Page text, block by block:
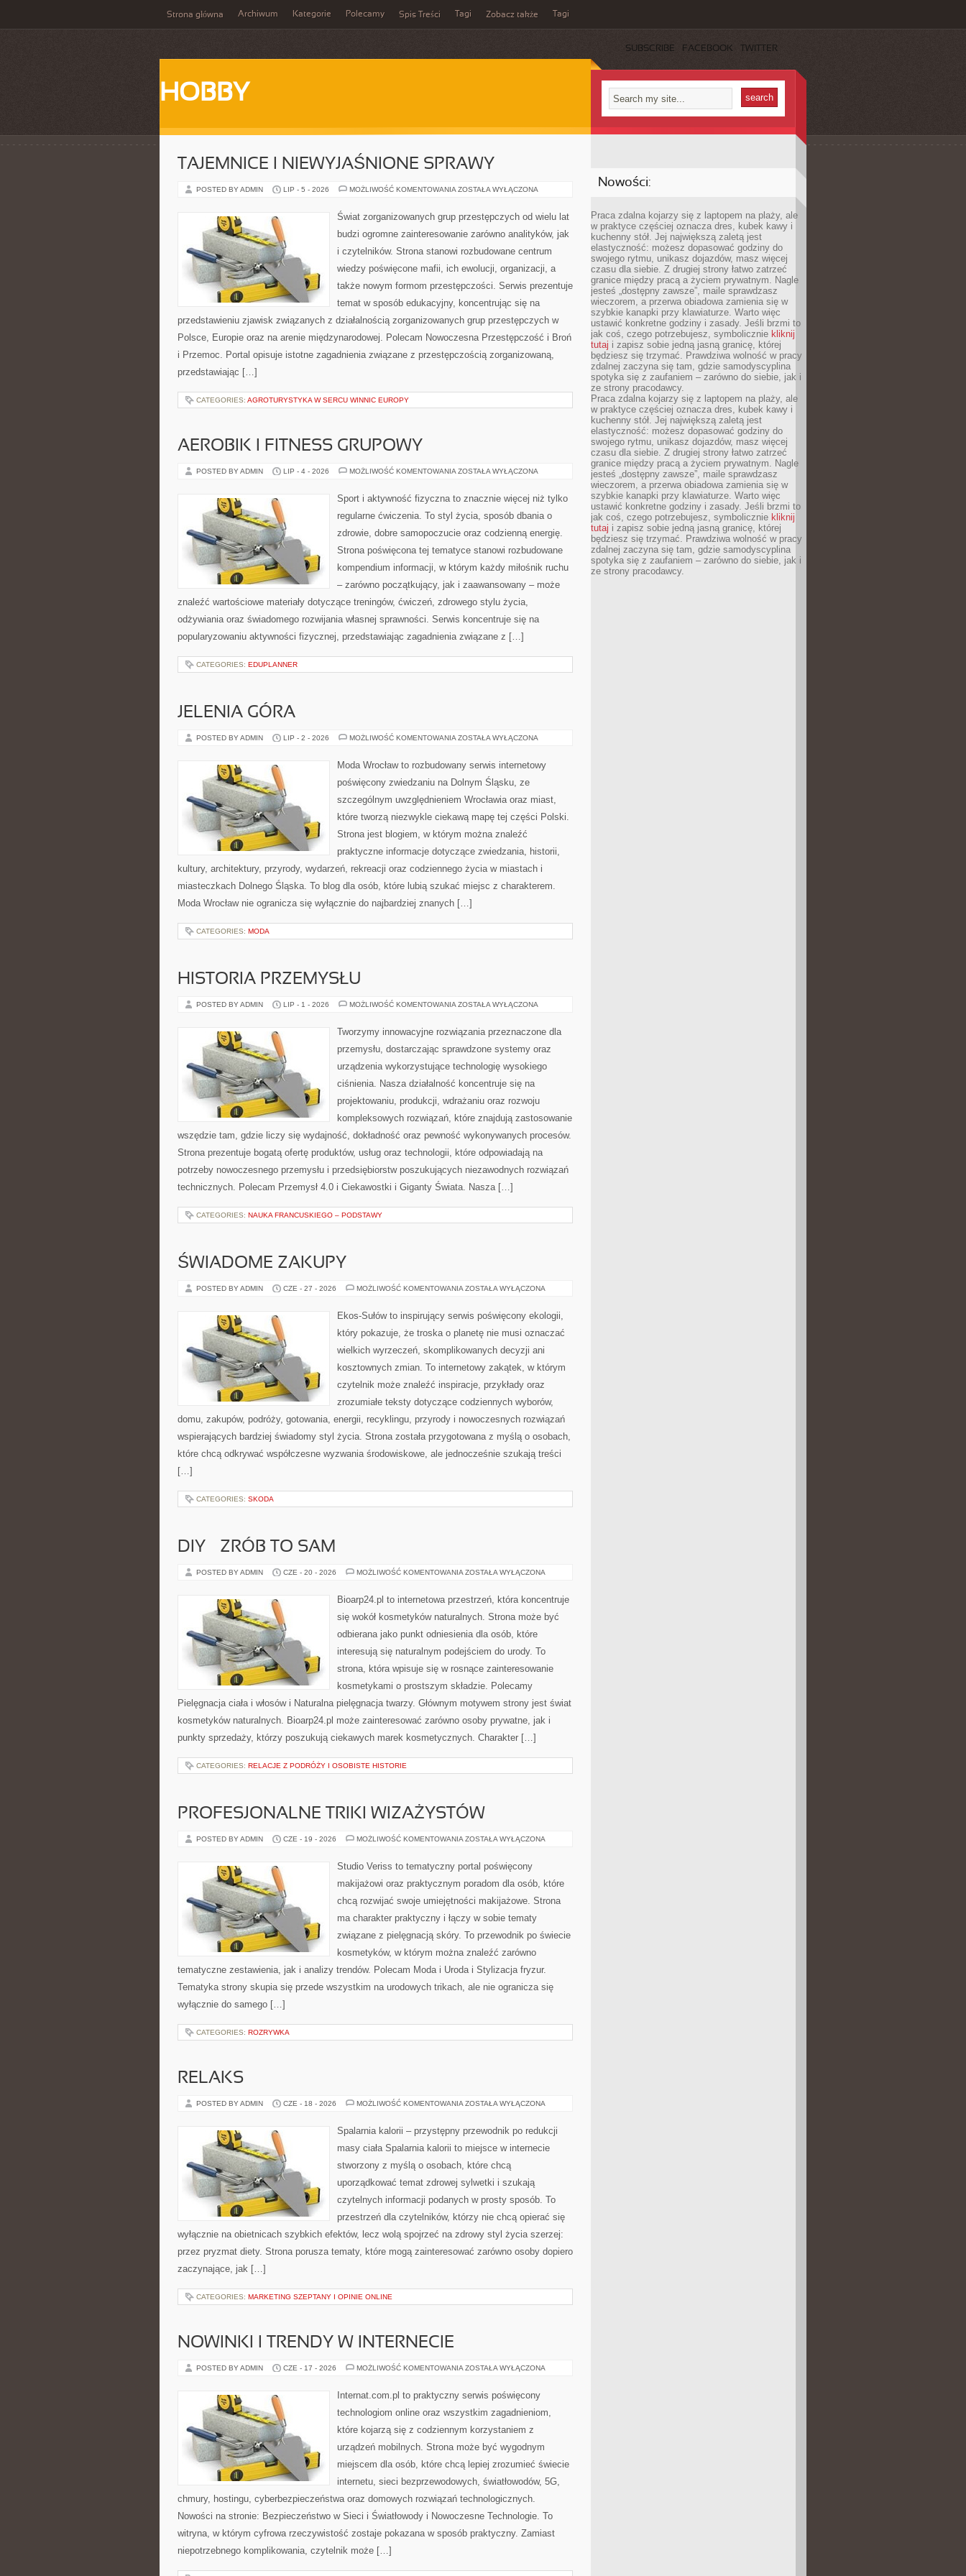
Strona główna Archiwum Kategorie Polecamy Spis Treści Tagi Zobacz także Tagi
SUBSCRIBE FACEBOOK TWITTER
HOBBY
TAJEMNICE I NIEWYJAŚNIONE SPRAWY
POSTED BY ADMIN LIP - 5 - 2026 MOŻLIWOŚĆ KOMENTOWANIA TAJEMNICE
SPRAWY
ZOSTAŁA WYŁĄCZONA
Świat zorganizowanych grup przestępczych od wielu lat
budzi ogromne zainteresowanie zarówno analityków, jak
i czytelników. Strona stanowi rozbudowane centrum
wiedzy poświęcone mafii, ich ewolucji, organizacji, a
także nowym formom przestępczości. Serwis prezentuje
temat w sposób edukacyjny, koncentrując się na
przedstawieniu zjawisk związanych z działalnością zorganizowanych grup przestępczych w
Polsce, Europie oraz na arenie międzynarodowej. Polecam Nowoczesna Przestępczość i Broń
i Przemoc. Portal opisuje istotne zagadnienia związane z przestępczością zorganizowaną,
przedstawiając […]
CATEGORIES: AGROTURYSTYKA W SERCU WINNIC EUROPY
AEROBIK I FITNESS GRUPOWY
POSTED BY ADMIN LIP - 4 - 2026 MOŻLIWOŚĆ KOMENTOWANIA AEROBIK
GRUPOWY
ZOSTAŁA WYŁĄCZONA
Sport i aktywność fizyczna to znacznie więcej niż tylko
regularne ćwiczenia. To styl życia, sposób dbania o
zdrowie, dobre samopoczucie oraz codzienną energię.
Strona poświęcona tej tematyce stanowi rozbudowane
kompendium informacji, w którym każdy miłośnik ruchu
– zarówno początkujący, jak i zaawansowany – może
znaleźć wartościowe materiały dotyczące treningów, ćwiczeń, zdrowego stylu życia,
odżywiania oraz świadomego rozwijania własnej sprawności. Serwis koncentruje się na
popularyzowaniu aktywności fizycznej, przedstawiając zagadnienia związane z […]
CATEGORIES: EDUPLANNER
JELENIA GÓRA
POSTED BY ADMIN LIP - 2 - 2026 MOŻLIWOŚĆ KOMENTOWANIA JELENIA
ZOSTAŁA WYŁĄCZONA
Moda Wrocław to rozbudowany serwis internetowy
poświęcony zwiedzaniu na Dolnym Śląsku, ze
szczególnym uwzględnieniem Wrocławia oraz miast,
które tworzą niezwykle ciekawą mapę tej części Polski.
Strona jest blogiem, w którym można znaleźć
praktyczne informacje dotyczące zwiedzania, historii,
kultury, architektury, przyrody, wydarzeń, rekreacji oraz codziennego życia w miastach i
miasteczkach Dolnego Śląska. To blog dla osób, które lubią szukać miejsc z charakterem.
Moda Wrocław nie ogranicza się wyłącznie do najbardziej znanych […]
CATEGORIES: MODA
HISTORIA PRZEMYSŁU
POSTED BY ADMIN LIP - 1 - 2026 MOŻLIWOŚĆ KOMENTOWANIA HISTORIA
ZOSTAŁA WYŁĄCZONA
Tworzymy innowacyjne rozwiązania przeznaczone dla
przemysłu, dostarczając sprawdzone systemy oraz
urządzenia wykorzystujące technologię wysokiego
ciśnienia. Nasza działalność koncentruje się na
projektowaniu, produkcji, wdrażaniu oraz rozwoju
kompleksowych rozwiązań, które znajdują zastosowanie
wszędzie tam, gdzie liczy się wydajność, dokładność oraz pewność wykonywanych procesów.
Strona prezentuje bogatą ofertę produktów, usług oraz technologii, które odpowiadają na
potrzeby nowoczesnego przemysłu i przedsiębiorstw poszukujących niezawodnych rozwiązań
technicznych. Polecam Przemysł 4.0 i Ciekawostki i Giganty Świata. Nasza […]
CATEGORIES: NAUKA FRANCUSKIEGO – PODSTAWY
ŚWIADOME ZAKUPY
POSTED BY ADMIN CZE - 27 - 2026 MOŻLIWOŚĆ KOMENTOWANIA ŚWIADOME
ZOSTAŁA WYŁĄCZONA
Ekos-Sułów to inspirujący serwis poświęcony ekologii,
który pokazuje, że troska o planetę nie musi oznaczać
wielkich wyrzeczeń, skomplikowanych decyzji ani
kosztownych zmian. To internetowy zakątek, w którym
czytelnik może znaleźć inspiracje, przykłady oraz
zrozumiałe teksty dotyczące codziennych wyborów,
domu, zakupów, podróży, gotowania, energii, recyklingu, przyrody i nowoczesnych rozwiązań
wspierających bardziej świadomy styl życia. Strona została przygotowana z myślą o osobach,
które chcą odkrywać współczesne wyzwania środowiskowe, ale jednocześnie szukają treści
[…]
CATEGORIES: SKODA
DIY – ZRÓB TO SAM
POSTED BY ADMIN CZE - 20 - 2026 MOŻLIWOŚĆ KOMENTOWANIA DIY
TO
SAM
ZOSTAŁA WYŁĄCZONA
Bioarp24.pl to internetowa przestrzeń, która koncentruje
się wokół kosmetyków naturalnych. Strona może być
odbierana jako punkt odniesienia dla osób, które
interesują się naturalnym podejściem do urody. To
strona, która wpisuje się w rosnące zainteresowanie
kosmetykami o prostszym składzie. Polecamy
Pielęgnacja ciała i włosów i Naturalna pielęgnacja twarzy. Głównym motywem strony jest świat
kosmetyków naturalnych. Bioarp24.pl może zainteresować zarówno osoby prywatne, jak i
punkty sprzedaży, którzy poszukują ciekawych marek kosmetycznych. Charakter […]
CATEGORIES: RELACJE Z PODRÓŻY I OSOBISTE HISTORIE
PROFESJONALNE TRIKI WIZAŻYSTÓW
POSTED BY ADMIN CZE - 19 - 2026 MOŻLIWOŚĆ KOMENTOWANIA PROFESJONALNE
ZOSTAŁA WYŁĄCZONA
Studio Veriss to tematyczny portal poświęcony
makijażowi oraz praktycznym poradom dla osób, które
chcą rozwijać swoje umiejętności makijażowe. Strona
ma charakter praktyczny i łączy w sobie tematy
związane z pielęgnacją skóry. To przewodnik po świecie
kosmetyków, w którym można znaleźć zarówno
tematyczne zestawienia, jak i analizy trendów. Polecam Moda i Uroda i Stylizacja fryzur.
Tematyka strony skupia się przede wszystkim na urodowych trikach, ale nie ogranicza się
wyłącznie do samego […]
CATEGORIES: ROZRYWKA
RELAKS
POSTED BY ADMIN CZE - 18 - 2026 MOŻLIWOŚĆ KOMENTOWANIA RELAKS
ZOSTAŁA WYŁĄCZONA
Spalarnia kalorii – przystępny przewodnik po redukcji
masy ciała Spalarnia kalorii to miejsce w internecie
stworzony z myślą o osobach, które chcą
uporządkować temat zdrowej sylwetki i szukają
czytelnych informacji podanych w prosty sposób. To
przestrzeń dla czytelników, którzy nie chcą opierać się
wyłącznie na obietnicach szybkich efektów, lecz wolą spojrzeć na zdrowy styl życia szerzej:
przez pryzmat diety. Strona porusza tematy, które mogą zainteresować zarówno osoby dopiero
zaczynające, jak […]
CATEGORIES: MARKETING SZEPTANY I OPINIE ONLINE
NOWINKI I TRENDY W INTERNECIE
POSTED BY ADMIN CZE - 17 - 2026 MOŻLIWOŚĆ KOMENTOWANIA NOWINKI
INTERNECIE
ZOSTAŁA WYŁĄCZONA
Internat.com.pl to praktyczny serwis poświęcony
technologiom online oraz wszystkim zagadnieniom,
które kojarzą się z codziennym korzystaniem z
urządzeń mobilnych. Strona może być wygodnym
miejscem dla osób, które chcą lepiej zrozumieć świecie
internetu, sieci bezprzewodowych, światłowodów, 5G,
chmury, hostingu, cyberbezpieczeństwa oraz domowych rozwiązań technologicznych.
Nowości na stronie: Bezpieczeństwo w Sieci i Światłowody i Nowoczesne Technologie. To
witryna, w którym cyfrowa rzeczywistość zostaje pokazana w sposób praktyczny. Zamiast
niepotrzebnego komplikowania, czytelnik może […]
Nowości:
Praca zdalna kojarzy się z laptopem na plaży, ale
w praktyce częściej oznacza dres, kubek kawy i
kuchenny stół. Jej największą zaletą jest
elastyczność: możesz dopasować godziny do
swojego rytmu, unikasz dojazdów, masz więcej
czasu dla siebie. Z drugiej strony łatwo zatrzeć
granice między pracą a życiem prywatnym. Nagle
jesteś „dostępny zawsze”, maile sprawdzasz
wieczorem, a przerwa obiadowa zamienia się w
szybkie kanapki przy klawiaturze. Warto więc
ustawić konkretne godziny i zasady. Jeśli brzmi to
jak coś, czego potrzebujesz, symbolicznie kliknij
tutaj i zapisz sobie jedną jasną granicę, której
będziesz się trzymać. Prawdziwa wolność w pracy
zdalnej zaczyna się tam, gdzie samodyscyplina
spotyka się z zaufaniem – zarówno do siebie, jak i
ze strony pracodawcy.
Praca zdalna kojarzy się z laptopem na plaży, ale
w praktyce częściej oznacza dres, kubek kawy i
kuchenny stół. Jej największą zaletą jest
elastyczność: możesz dopasować godziny do
swojego rytmu, unikasz dojazdów, masz więcej
czasu dla siebie. Z drugiej strony łatwo zatrzeć
granice między pracą a życiem prywatnym. Nagle
jesteś „dostępny zawsze”, maile sprawdzasz
wieczorem, a przerwa obiadowa zamienia się w
szybkie kanapki przy klawiaturze. Warto więc
ustawić konkretne godziny i zasady. Jeśli brzmi to
jak coś, czego potrzebujesz, symbolicznie kliknij
tutaj i zapisz sobie jedną jasną granicę, której
będziesz się trzymać. Prawdziwa wolność w pracy
zdalnej zaczyna się tam, gdzie samodyscyplina
spotyka się z zaufaniem – zarówno do siebie, jak i
ze strony pracodawcy.